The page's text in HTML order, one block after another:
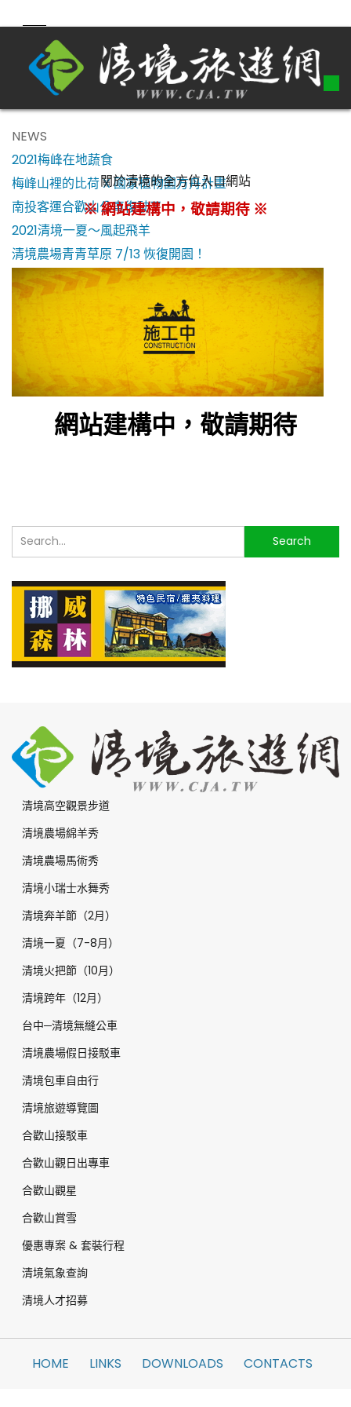
NEWS
2021梅峰在地蔬食
梅峰山裡的比荷 X 國家植物園方舟計畫
南投客運合歡山公車復駛了！
2021清境一夏～風起飛羊
清境農場青青草原 7/13 恢復開園！
關於清境的全方位入口網站
※ 網站建構中，敬請期待 ※
網站建構中，敬請期待
搜
尋...
Search
清境高空觀景步道
清境農場綿羊秀
清境農場馬術秀
清境小瑞士水舞秀
清境奔羊節（2月）
清境一夏（7-8月）
清境火把節（10月）
清境跨年（12月）
台中─清境無縫公車
清境農場假日接駁車
清境包車自由行
清境旅遊導覽圖
合歡山接駁車
合歡山觀日出專車
合歡山觀星
合歡山賞雪
優惠專案 & 套裝行程
清境氣象查詢
清境人才招募
HOME LINKS DOWNLOADS CONTACTS